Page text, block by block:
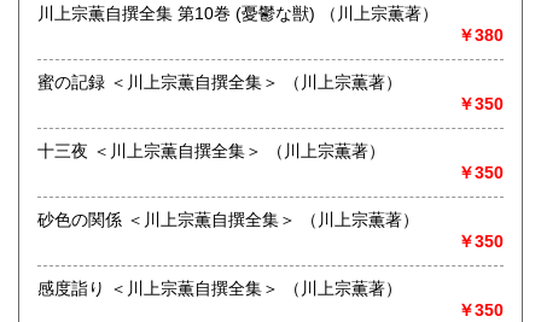
川上宗薫自撰全集 第10巻 (憂鬱な獣) （川上宗薫著）
￥380
蜜の記録 ＜川上宗薫自撰全集＞ （川上宗薫著）
￥350
十三夜 ＜川上宗薫自撰全集＞ （川上宗薫著）
￥350
砂色の関係 ＜川上宗薫自撰全集＞ （川上宗薫著）
￥350
感度詣り ＜川上宗薫自撰全集＞ （川上宗薫著）
￥350